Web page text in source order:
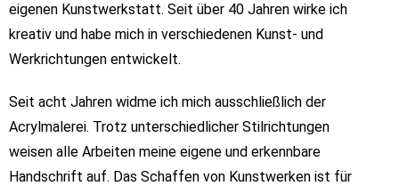
eigenen Kunstwerkstatt. Seit über 40 Jahren wirke ich
kreativ und habe mich in verschiedenen Kunst- und
Werkrichtungen entwickelt.
Seit acht Jahren widme ich mich ausschließlich der
Acrylmalerei. Trotz unterschiedlicher Stilrichtungen
weisen alle Arbeiten meine eigene und erkennbare
Handschrift auf. Das Schaffen von Kunstwerken ist für